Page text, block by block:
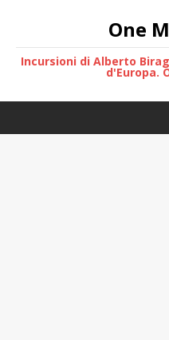
One
Incursioni di Alberto
d'Europa.